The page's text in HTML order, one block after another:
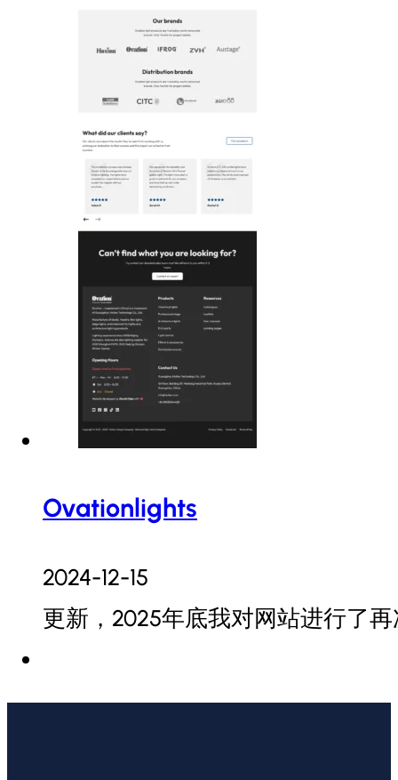
Ovationlights
2024-12-15
更新，2025年底我对网站进行了